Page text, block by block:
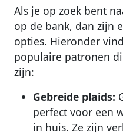
Als je op zoek bent
op de bank, dan zijn
opties. Hieronder
populaire patronen
zijn:
Gebreide plaids:
perfect voor een
in huis. Ze zijn